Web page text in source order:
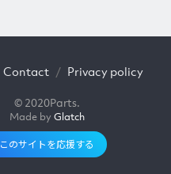
Contact Privacy policy
© 2020Parts.
Made by Glatch
このサイトを応援する